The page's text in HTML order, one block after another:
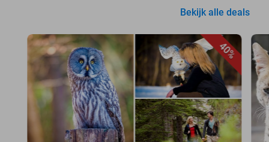
Bekijk alle deals
40%